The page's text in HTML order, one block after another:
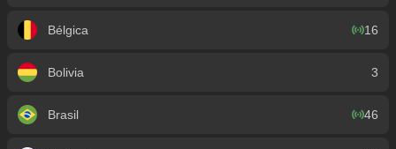
Bélgica 16
Bolivia 3
Brasil 46